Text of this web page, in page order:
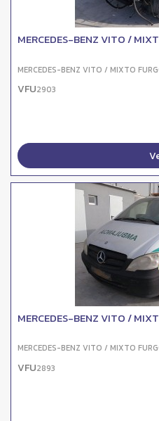
MERCEDES-BENZ VITO /
MERCEDES-BENZ VITO / MIXTO
VFU2903
MERCEDES-BENZ VITO /
MERCEDES-BENZ VITO / MIXTO
VFU2893